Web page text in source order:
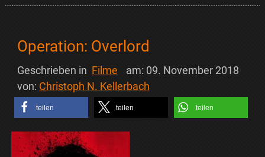
Operation: Overlord
Geschrieben in Filme am: 09. November 2018
von: Christoph N. Kellerbach
teilen teilen teilen